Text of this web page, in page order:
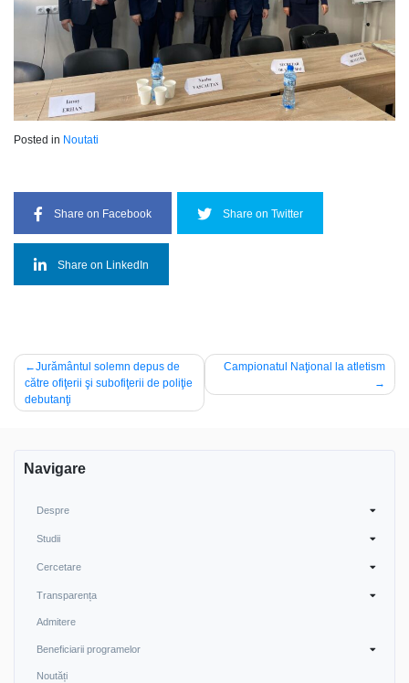
Posted in Noutati
Share on Facebook Share on Twitter
Share on LinkedIn
Navigare
în
articole
Jurământul solemn depus de
către ofiţerii şi subofiţerii de poliţie
debutanţi
Campionatul Naţional la atletism
Navigare
Despre
Studii
Cercetare
Transparența
Admitere
Beneficiarii programelor
Noutăți